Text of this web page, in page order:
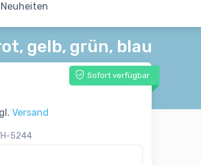
Neuheiten
gelb, grün, blau
Sofort verfügbar
Versand
5244